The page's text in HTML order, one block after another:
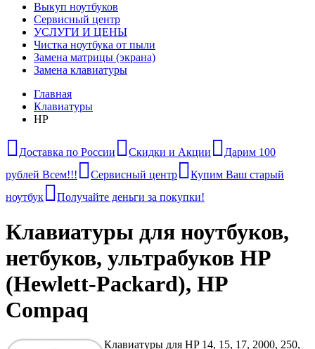
Выкуп ноутбуков
Сервисный центр
УСЛУГИ И ЦЕНЫ
Чистка ноутбука от пыли
Замена матрицы (экрана)
Замена клавиатуры
Главная
Клавиатуры
HP
Доставка по России Скидки и Акции
Дарим 100
рублей Всем!!!
Сервисный центр
Купим Ваш старый
ноутбук
Получайте деньги за покупки!
Клавиатуры для ноутбуков,
нетбуков, ультрабуков HP
(Hewlett-Packard), HP
Compaq
Клавиатуры для HP 14, 15, 17, 2000, 250,